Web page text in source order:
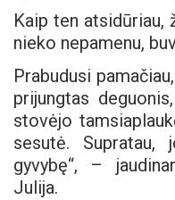
Kaip ten atsidūriau,
nieko nepamenu,
Prabudusi
prijungtas
stovėjo
sesutė.
gyvybę“, –
Julija.